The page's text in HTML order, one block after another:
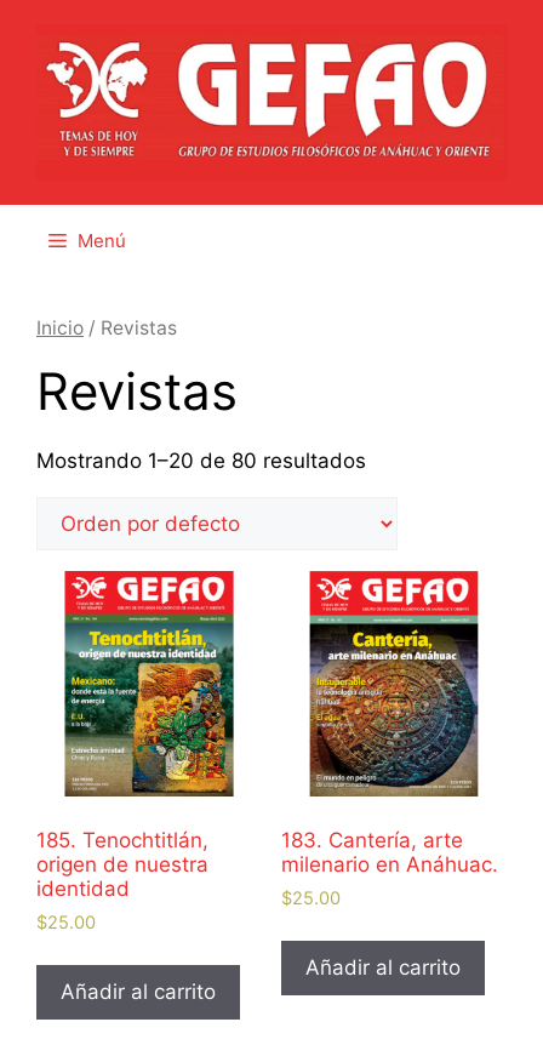
contenido
Menú
Inicio / Revistas
Revistas
Mostrando 1–20 de 80 resultados
185. Tenochtitlán,
origen de nuestra
identidad
$25.00
Añadir al carrito
183. Cantería, arte
milenario en Anáhuac.
$25.00
Añadir al carrito